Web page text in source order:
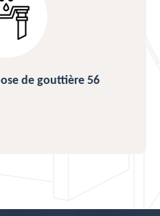
de gouttière 56